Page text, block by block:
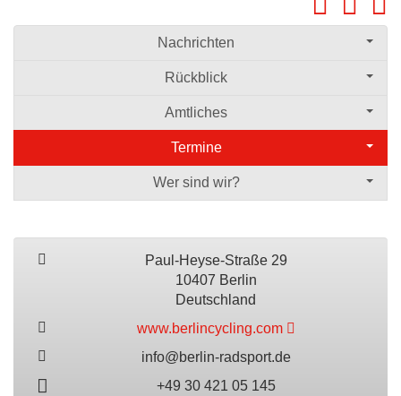
Nachrichten
Rückblick
Amtliches
Termine
Wer sind wir?
Paul-Heyse-Straße 29
10407 Berlin
Deutschland
www.berlincycling.com
info@berlin-radsport.de
+49 30 421 05 145